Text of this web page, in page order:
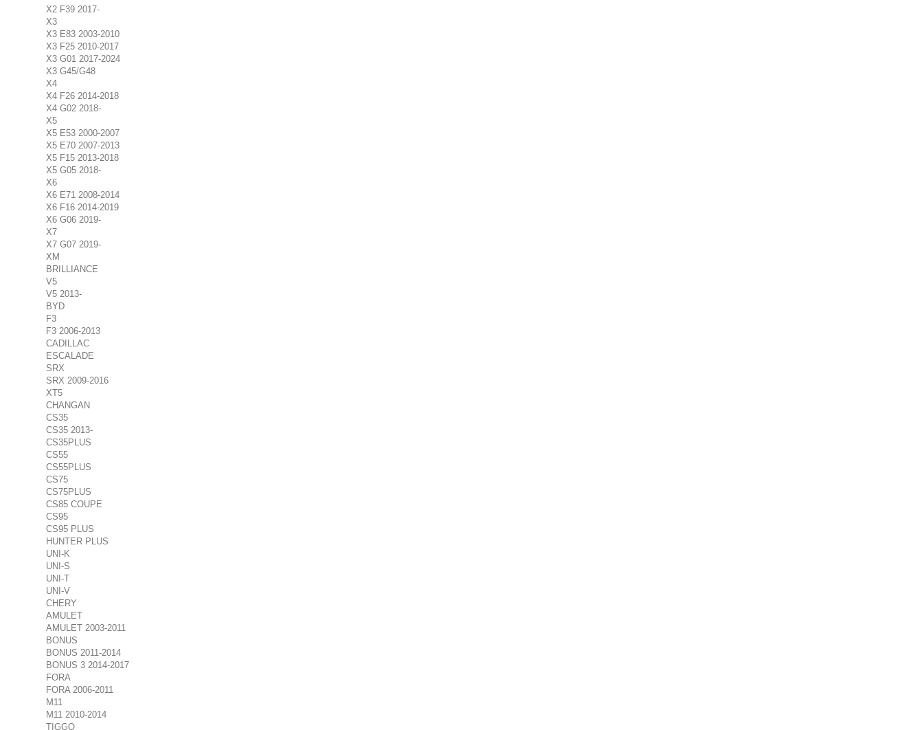
X2 F39 2017-
X3
X3 E83 2003-2010
X3 F25 2010-2017
X3 G01 2017-2024
X3 G45/G48
X4
X4 F26 2014-2018
X4 G02 2018-
X5
X5 E53 2000-2007
X5 E70 2007-2013
X5 F15 2013-2018
X5 G05 2018-
X6
X6 E71 2008-2014
X6 F16 2014-2019
X6 G06 2019-
X7
X7 G07 2019-
XM
BRILLIANCE
V5
V5 2013-
BYD
F3
F3 2006-2013
CADILLAC
ESCALADE
SRX
SRX 2009-2016
XT5
CHANGAN
CS35
CS35 2013-
CS35PLUS
CS55
CS55PLUS
CS75
CS75PLUS
CS85 COUPE
CS95
CS95 PLUS
HUNTER PLUS
UNI-K
UNI-S
UNI-T
UNI-V
CHERY
AMULET
AMULET 2003-2011
BONUS
BONUS 2011-2014
BONUS 3 2014-2017
FORA
FORA 2006-2011
M11
M11 2010-2014
TIGGO